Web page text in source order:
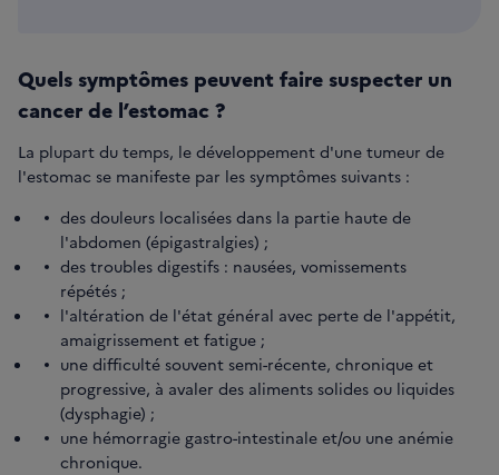
Quels symptômes peuvent faire suspecter un
cancer de l’estomac ?
La plupart du temps, le développement d'une tumeur de
l'estomac se manifeste par les symptômes suivants :
des douleurs localisées dans la partie haute de
l'abdomen (épigastralgies) ;
des troubles digestifs : nausées, vomissements
répétés ;
l'altération de l'état général avec perte de l'appétit,
amaigrissement et fatigue ;
une difficulté souvent semi-récente, chronique et
progressive, à avaler des aliments solides ou liquides
(dysphagie) ;
une hémorragie gastro-intestinale et/ou une anémie
chronique.